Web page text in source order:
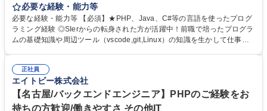
や博報堂）から依頼を受け、チームで協働してWEBサイトの作成を行いま
す。社内SEとして社内システムの構築もお任せします◎ 【仕事内容】■C
MSの開発・保守■アプリ開発■インフラ設計 【使用言語・ソフト】JavaS
cript/HTML/CSS/PHP/CakePHP/MySQL/Laravel/EC-CUBE/Shopify 【制
う増員。変更の範囲：当社業務全般 募集職種 【SIerからの転身〇/名古屋/
バックエンドエンジニア】残業月17hで働きやすさ◎
必要な経験・能力等
必要な経験・能力等 【必須】★PHP、Java、C#等の言語を使ったプログ
ラミング経験 ◎SIerからの転身された方が活躍中！前職で培ったプログラ
ムの基礎知識や周辺ツール（vscode,git,Linux）の知識を生かして仕事が
境です。 ・3年後離職率10%。高い定着率の理由はのびのびとした社風に
あります。 ・残業は月17時間。案件の量とスケジュールをディレクター
が徹底して管理しておりワークライフバランス◎ 【入社後】まずは先輩社
員のアシスタントから始め、3ヶ月目からスキルレベルにあった業務をお
正社員
エイトビー株式会社
【名古屋/バックエンドエンジニア】PHPのご経験をお
持ちの方歓迎/働きやすさ その他IT